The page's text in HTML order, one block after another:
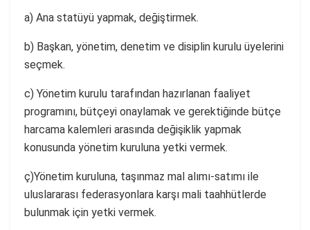
a) Ana statüyü yapmak, değiştirmek.
b) Başkan, yönetim, denetim ve disiplin kurulu üyelerini
seçmek.
c) Yönetim kurulu tarafından hazırlanan faaliyet
programını, bütçeyi onaylamak ve gerektiğinde bütçe
harcama kalemleri arasında değişiklik yapmak
konusunda yönetim kuruluna yetki vermek.
ç)Yönetim kuruluna, taşınmaz mal alımı-satımı ile
uluslararası federasyonlara karşı mali taahhütlerde
bulunmak için yetki vermek.